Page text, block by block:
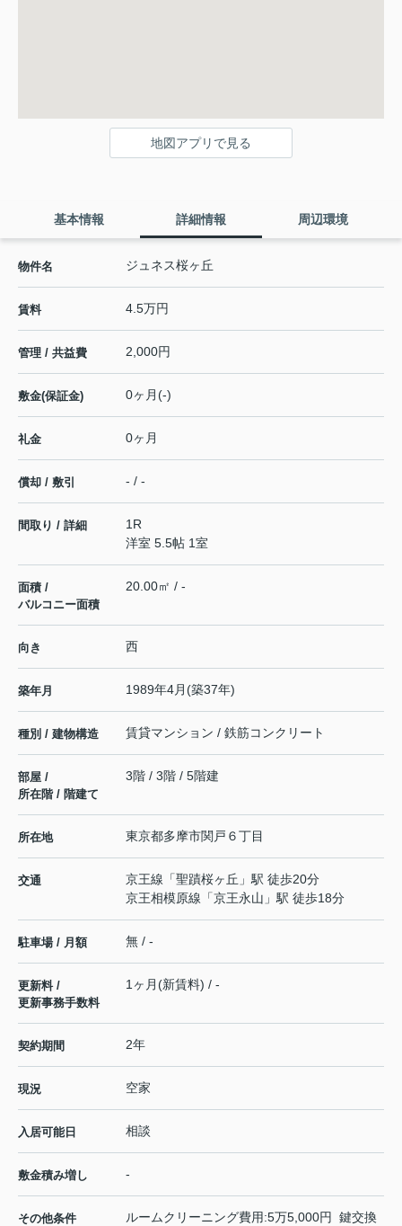
地図アプリで見る
基本情報 詳細情報 周辺環境
物件名 ジュネス桜ヶ丘
賃料 4.5万円
管理 / 共益費 2,000円
敷金(保証金) 0ヶ月(-)
礼金 0ヶ月
償却 / 敷引 - / -
間取り / 詳細
1R
洋室 5.5帖 1室
面積 /
バルコニー面積
20.00㎡ / -
向き 西
築年月 1989年4月(築37年)
種別 / 建物構造 賃貸マンション / 鉄筋コンクリート
部屋 /
所在階 / 階建て
3階 / 3階 / 5階建
所在地 東京都多摩市関戸 ６丁目
交通 京王線 「聖蹟桜ヶ丘 」駅 徒歩20分
京王相模原線 「京王永山 」駅 徒歩18分
駐車場 / 月額 無 / -
更新料 /
更新事務手数料
1ヶ月(新賃料) / -
契約期間 2年
現況 空家
入居可能日 相談
敷金積み増し -
その他条件
ルームクリーニング費用:5万5,000円 鍵交換